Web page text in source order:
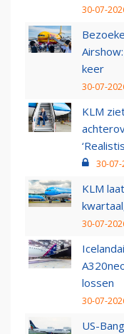
30-07-
keer
30-07-
KLM
30-07-
KLM
30-07-
lossen
30-07-
US-